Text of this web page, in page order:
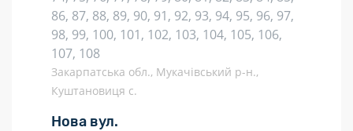
86, 87, 88, 89, 90, 91, 92, 93, 94, 95, 96, 97,
98, 99, 100, 101, 102, 103, 104, 105, 106,
107, 108
Закарпатська обл., Мукачівський р-н.,
Куштановиця с.
Нова вул.